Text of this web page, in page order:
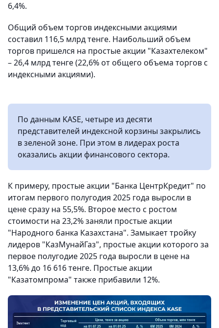
6,4%.
Общий объем торгов индексными акциями
составил 116,5 млрд тенге. Наибольший объем
торгов пришелся на простые акции "Казахтелеком"
– 26,4 млрд тенге (22,6% от общего объема торгов с
индексными акциями).
По данным KASE, четыре из десяти
представителей индексной корзины закрылись
в зеленой зоне. При этом в лидерах роста
оказались акции финансового сектора.
К примеру, простые акции "Банка ЦентрКредит" по
итогам первого полугодия 2025 года выросли в
цене сразу на 55,5%. Второе место с ростом
стоимости на 23,2% заняли простые акции
"Народного банка Казахстана". Замыкает тройку
лидеров "КазМунайГаз", простые акции которого за
первое полугодие 2025 года выросли в цене на
13,6% до 16 616 тенге. Простые акции
"Казатомпрома" также прибавили 12%.